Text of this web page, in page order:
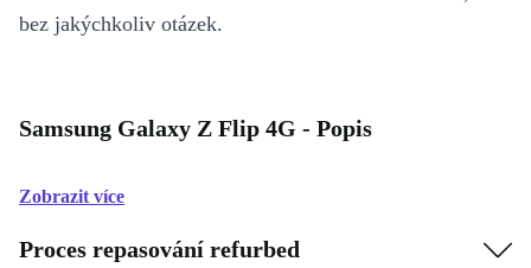
bez jakýchkoliv otázek.
Samsung Galaxy Z Flip 4G - Popis
Zobrazit více
Proces repasování refurbed